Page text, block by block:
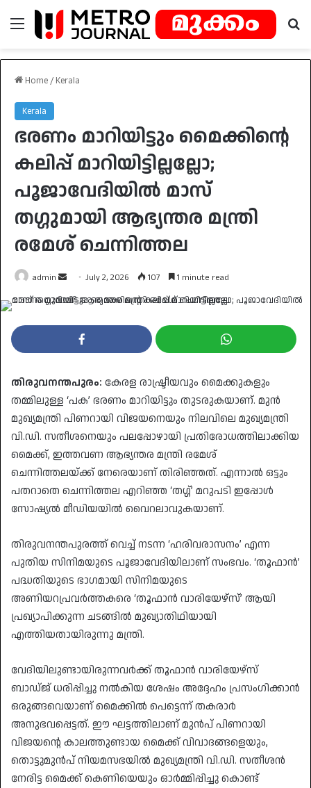
Menu
Home / Kerala
Kerala
ഭരണം മാറിയിട്ടും മൈക്കിന്റെ
കലിപ്പ് മാറിയിട്ടില്ലല്ലോ;
പൂജാവേദിയിൽ മാസ്
തഗ്ഗുമായി ആഭ്യന്തര മന്ത്രി
രമേശ് ചെന്നിത്തല
admin
Send
an
July 2, 2026 107 1 minute read
തിരുവനന്തപുരം: കേരള രാഷ്ട്രീയവും മൈക്കുകളും
തമ്മിലുള്ള ‘പക’ ഭരണം മാറിയിട്ടും തുടരുകയാണ്. മുൻ
മുഖ്യമന്ത്രി പിണറായി വിജയനെയും നിലവിലെ മുഖ്യമന്ത്രി
വി.ഡി. സതീശനെയും പലപ്പോഴായി പ്രതിരോധത്തിലാക്കിയ
മൈക്ക്, ഇത്തവണ ആഭ്യന്തര മന്ത്രി രമേശ്
ചെന്നിത്തലയ്ക്ക് നേരെയാണ് തിരിഞ്ഞത്. എന്നാൽ ഒട്ടും
പതറാതെ ചെന്നിത്തല എറിഞ്ഞ ‘തഗ്ഗ്’ മറുപടി ഇപ്പോൾ
സോഷ്യൽ മീഡിയയിൽ വൈറലാവുകയാണ്.
​തിരുവനന്തപുരത്ത് വെച്ച് നടന്ന ‘ഹരിവരാസനം’ എന്ന
പുതിയ സിനിമയുടെ പൂജാവേദിയിലാണ് സംഭവം. ‘തൂഫാൻ’
പദ്ധതിയുടെ ഭാഗമായി സിനിമയുടെ
അണിയറപ്രവർത്തകരെ ‘തൂഫാൻ വാരിയേഴ്‌സ്’ ആയി
പ്രഖ്യാപിക്കുന്ന ചടങ്ങിൽ മുഖ്യാതിഥിയായി
എത്തിയതായിരുന്നു മന്ത്രി.
​വേദിയിലുണ്ടായിരുന്നവർക്ക് തൂഫാൻ വാരിയേഴ്‌സ്
ബാഡ്ജ് ധരിപ്പിച്ചു നൽകിയ ശേഷം അദ്ദേഹം പ്രസംഗിക്കാൻ
ഒരുങ്ങവെയാണ് മൈക്കിൽ പെട്ടെന്ന് തകരാർ
അനുഭവപ്പെട്ടത്. ഈ ഘട്ടത്തിലാണ് മുൻപ് പിണറായി
വിജയന്റെ കാലത്തുണ്ടായ മൈക്ക് വിവാദങ്ങളെയും,
തൊട്ടുമുൻപ് നിയമസഭയിൽ മുഖ്യമന്ത്രി വി.ഡി. സതീശൻ
നേരിട്ട മൈക്ക് കെണിയെയും ഓർമ്മിപ്പിച്ചു കൊണ്ട്